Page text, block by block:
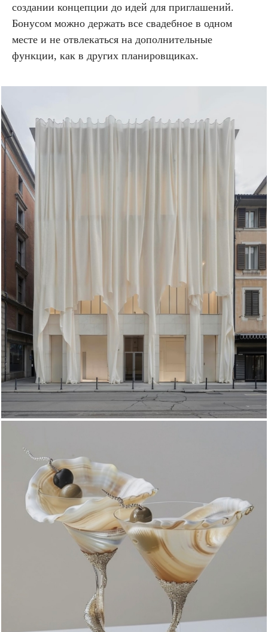
создании концепции до идей для приглашений.
Бонусом можно держать все свадебное в одном
месте и не отвлекаться на дополнительные
функции, как в других планировщиках.